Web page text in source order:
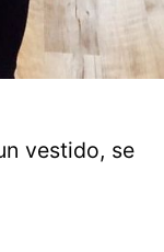
vestido, se